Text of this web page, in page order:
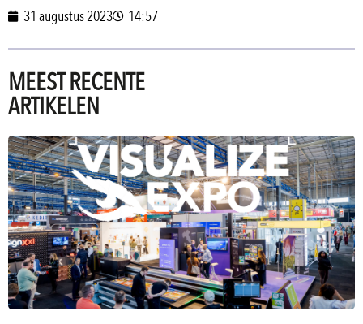
31 augustus 2023 14:57
MEEST RECENTE
ARTIKELEN